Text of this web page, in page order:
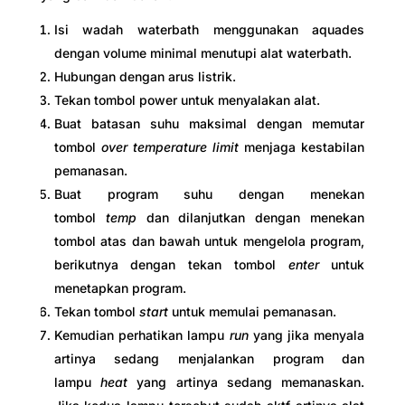
Isi wadah waterbath menggunakan aquades
dengan volume minimal menutupi alat waterbath.
Hubungan dengan arus listrik.
Tekan tombol power untuk menyalakan alat.
Buat batasan suhu maksimal dengan memutar
tombol over temperature limit menjaga kestabilan
pemanasan.
Buat program suhu dengan menekan
tombol temp dan dilanjutkan dengan menekan
tombol atas dan bawah untuk mengelola program,
berikutnya dengan tekan tombol enteruntuk
menetapkan program.
Tekan tombol startuntuk memulai pemanasan.
Kemudian perhatikan lampu runyang jika menyala
artinya sedang menjalankan program dan
lampuheat yang artinya sedang memanaskan.